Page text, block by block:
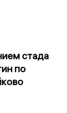
стада
по